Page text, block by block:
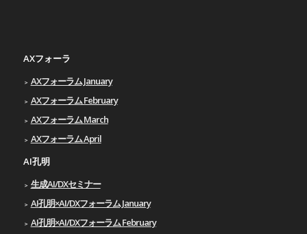
AXフォーラ
AXフォーラム January
AXフォーラム February
AXフォーラム March
AXフォーラム April
AI孔明
生成AI/DXセミナー
AI孔明×AI/DXフォーラム January
AI孔明×AI/DXフォーラム February